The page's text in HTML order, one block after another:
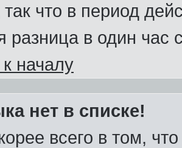
что в период
разница в один
началу
нет в списке!
всего в том,